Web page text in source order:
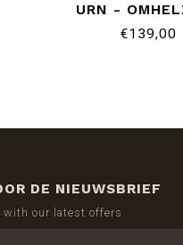
URN -
€139,00
DE NIEUWSBRIEF
our latest offers